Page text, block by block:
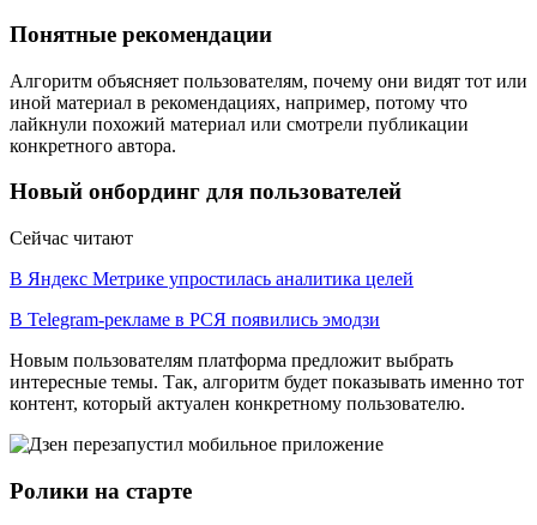
Понятные рекомендации
Алгоритм объясняет пользователям, почему они видят тот или
иной материал в рекомендациях, например, потому что
лайкнули похожий материал или смотрели публикации
конкретного автора.
Новый онбординг для пользователей
Сейчас читают
В Яндекс Метрике упростилась аналитика целей
В Telegram-рекламе в РСЯ появились эмодзи
Новым пользователям платформа предложит выбрать
интересные темы. Так, алгоритм будет показывать именно тот
контент, который актуален конкретному пользователю.
Ролики на старте